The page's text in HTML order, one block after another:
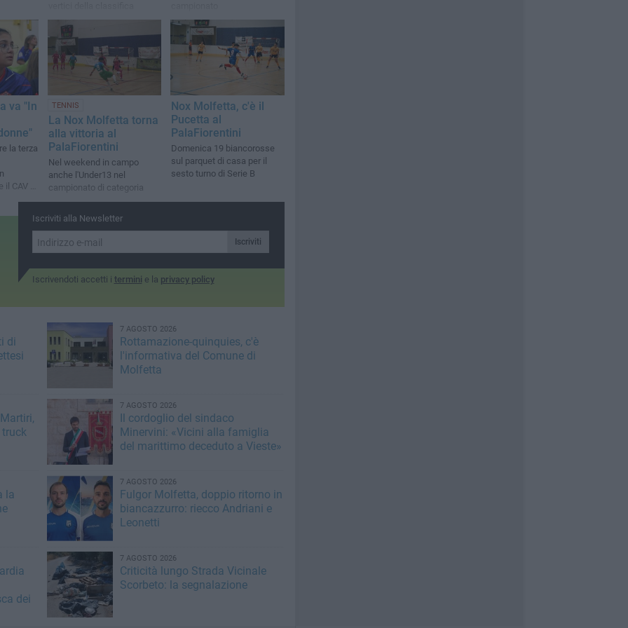
va "In
la terza
CAV di
TENNIS
La Nox Molfetta torna
alla vittoria al
PalaFiorentini
Nel weekend in campo
anche l'Under13 nel
campionato di categoria
Nox Molfetta, c'è il
Pucetta al
PalaFiorentini
Domenica 19 biancorosse
sul parquet di casa per il
sesto turno di Serie B
Iscriviti alla Newsletter
Iscriviti
Iscrivendoti accetti i termini e la privacy policy
di
7 AGOSTO 2026
Rottamazione-quinquies, c'è
l'informativa del Comune di
Molfetta
7 AGOSTO 2026
Il cordoglio del sindaco
Minervini: «Vicini alla famiglia
del marittimo deceduto a Vieste»
la
7 AGOSTO 2026
Fulgor Molfetta, doppio ritorno in
biancazzurro: riecco Andriani e
Leonetti
dei
7 AGOSTO 2026
Criticità lungo Strada Vicinale
Scorbeto: la segnalazione